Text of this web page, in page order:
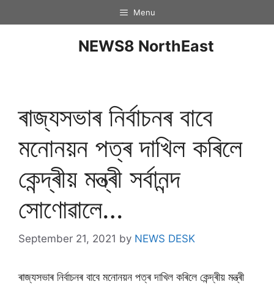
Menu
NEWS8 NorthEast
ৰাজ্যসভাৰ নিৰ্বাচনৰ বাবে
মনোনয়ন পত্ৰ দাখিল কৰিলে
কেন্দ্ৰীয় মন্ত্ৰী সৰ্বানন্দ
সোণোৱালে…
September 21, 2021 by NEWS DESK
ৰাজ্যসভাৰ নিৰ্বাচনৰ বাবে মনোনয়ন পত্ৰ দাখিল কৰিলে কেন্দ্ৰীয় মন্ত্ৰী